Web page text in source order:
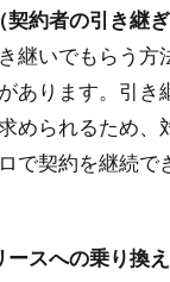
約者の引き継ぎ
継いでもらう方
あります。引き
められるため、
で契約を継続で
ースへの乗り換え